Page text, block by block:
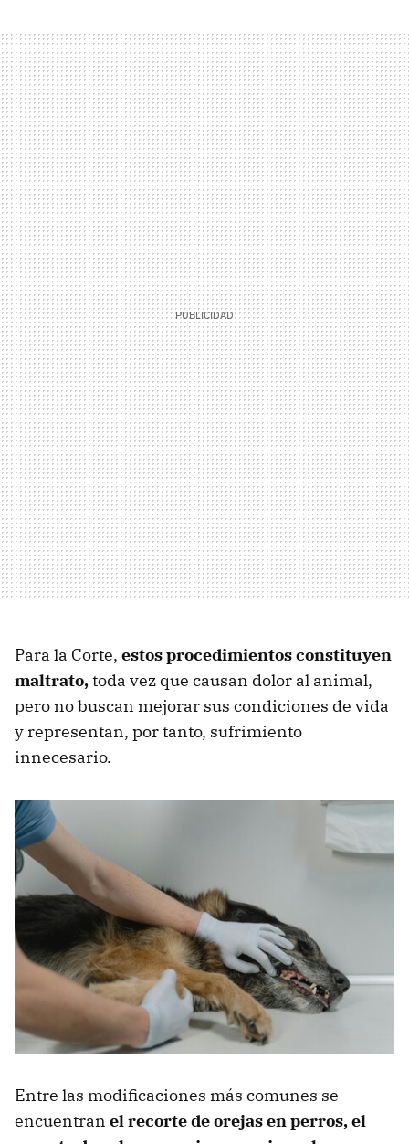
Para la Corte, estos procedimientos constituyen
maltrato,toda vez que causan dolor al animal,
pero no buscan mejorar sus condiciones de vida
y representan, por tanto, sufrimiento
innecesario.
Entre las modificaciones más comunes se
encuentran el recorte de orejas en perros, el